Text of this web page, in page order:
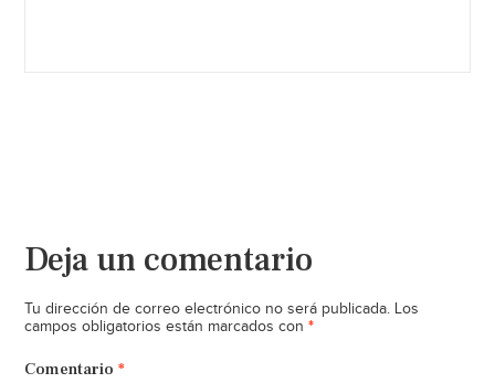
Deja un comentario
Tu dirección de correo electrónico no será publicada. Los
campos obligatorios están marcados con *
Comentario *